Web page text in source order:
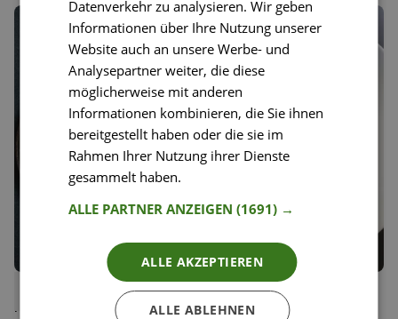
Speichern
Sambal Rindfleisch mit
5
Speichern
Fisch Gemüse Curry vom
Wels
Datenverkehr zu analysieren. Wir geben
Informationen über Ihre Nutzung unserer
Website auch an unsere Werbe- und
Analysepartner weiter, die diese
möglicherweise mit anderen
Informationen kombinieren, die Sie ihnen
bereitgestellt haben oder die sie im
Rahmen Ihrer Nutzung ihrer Dienste
gesammelt haben.
ALLE PARTNER ANZEIGEN(1691) →
ALLE AKZEPTIEREN
ALLE ABLEHNEN